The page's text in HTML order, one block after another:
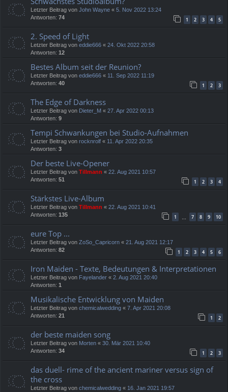
Letzter Beitrag von John Wayne « 5. Nov 2022 13:24
Antworten: 74 1 2 3 4 5
2. Speed of Light
Letzter Beitrag von eddie666 « 24. Okt 2022 20:58
Antworten: 12
Bestes Album seit der Reunion?
Letzter Beitrag von eddie666 « 11. Sep 2022 11:19
Antworten: 40 1 2 3
The Edge of Darkness
Letzter Beitrag von Dieter_M « 27. Apr 2022 00:13
Antworten: 9
Tempi Schwankungen bei Studio-Aufnahmen
Letzter Beitrag von rocknrolf « 11. Apr 2022 20:35
Antworten: 3
Der beste Live-Opener
Letzter Beitrag von Tillmann « 22. Aug 2021 10:57
Antworten: 51 1 2 3 4
Stärkstes Live-Album
Letzter Beitrag von Tillmann « 22. Aug 2021 10:41
Antworten: 135 1 … 7 8 9 10
eure Top ...
Letzter Beitrag von ZoSo_Capricorn « 21. Aug 2021 12:17
Antworten: 82 1 2 3 4 5 6
Iron Maiden - Texte, Bedeutungen & Interpretationen
Letzter Beitrag von Fayelander « 2. Aug 2021 20:40
Antworten: 1
Musikalische Entwicklung von Maiden
Letzter Beitrag von chemicalwedding « 7. Apr 2021 20:08
Antworten: 21 1 2
der beste maiden song
Letzter Beitrag von Morten « 30. Mär 2021 10:40
Antworten: 34 1 2 3
das duell- rime of the ancient mariner versus sign of
the cross
Letzter Beitrag von chemicalwedding « 16. Jan 2021 19:57